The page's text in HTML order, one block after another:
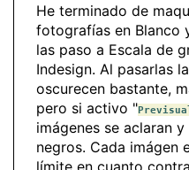
He terminado de
fotografías en Blanco
las paso a Escala de
Indesign. Al pasarlas
oscurecen bastante,
pero si activo "
imágenes se aclaran
negros. Cada imágen
límite en cuanto